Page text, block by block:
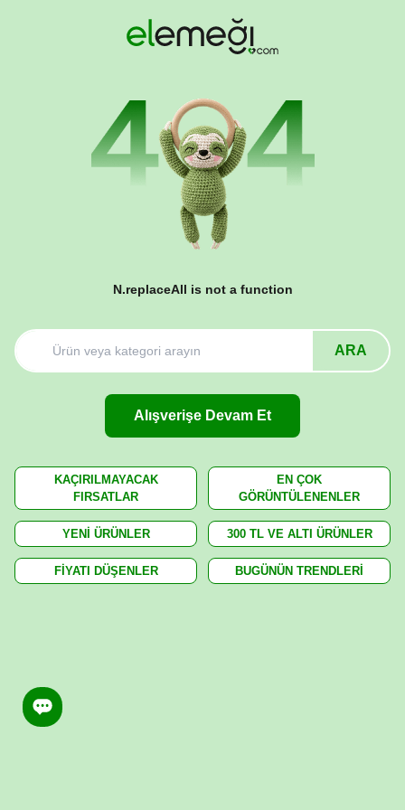
N.replaceAll is not a function
ARA
Alışverişe Devam Et
KAÇIRILMAYACAK
FIRSATLAR
EN ÇOK
GÖRÜNTÜLENENLER
YENİ ÜRÜNLER 300 TL VE ALTI ÜRÜNLER
FİYATI DÜŞENLER BUGÜNÜN TRENDLERİ